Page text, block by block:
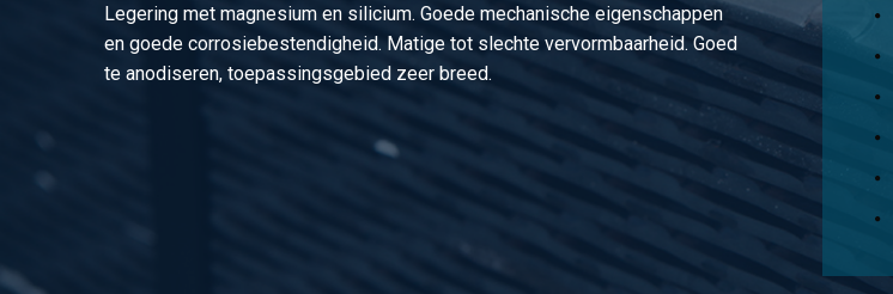
Legering met magnesium en silicium. Goede mechanische eigenschappen
en goede corrosiebestendigheid. Matige tot slechte vervormbaarheid. Goed
te anodiseren, toepassingsgebied zeer breed.